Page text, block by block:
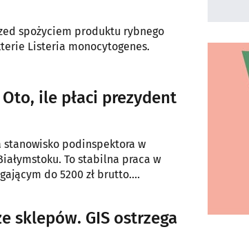
spożyciem produktu rybnego
Listeria monocytogenes.
ile płaci prezydent
stanowisko podinspektora w
To stabilna praca w
do 5200 zł brutto.
sklepów. GIS ostrzega